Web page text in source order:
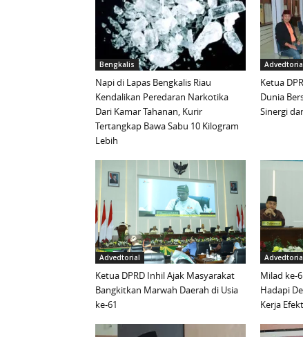
Bengkalis
Napi di Lapas Bengkalis Riau
Kendalikan Peredaran Narkotika
Dari Kamar Tahanan, Kurir
Tertangkap Bawa Sabu 10 Kilogram
Lebih
Ketua
Dunia
Sinergi
Advedtorial
Ketua DPRD Inhil Ajak Masyarakat
Bangkitkan Marwah Daerah di Usia
ke-61
Milad ke-
Hadapi
Kerja